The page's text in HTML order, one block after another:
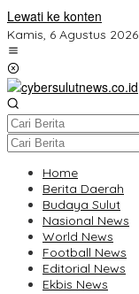
Lewati ke konten
Kamis, 6 Agustus 2026
Home
Berita Daerah
Budaya Sulut
Nasional News
World News
Football News
Editorial News
Ekbis News